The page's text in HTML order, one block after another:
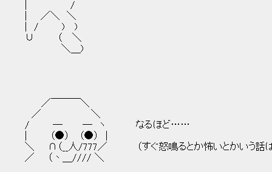
| /
| ／＼ ＼
| / ) )
∪ （ ＼
＼＿)
／￣￣￣＼
／ ＼
/ ─ ─ ヽ なるほど……
| （●） （●） |
＼ ∩（__人/777／ （すぐ怒鳴るとか怖いとかいう話ば
／ （丶＿//// ＼